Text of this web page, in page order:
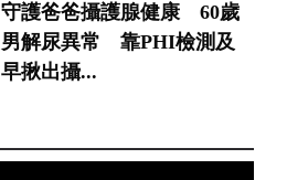
守護爸爸攝護腺健康 60歲
男解尿異常 靠PHI檢測及
早揪出攝...